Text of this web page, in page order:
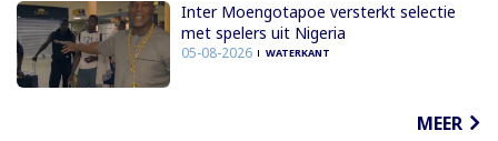
Inter Moengotapoe versterkt selectie
met spelers uit Nigeria
05-08-2026 WATERKANT
MEER